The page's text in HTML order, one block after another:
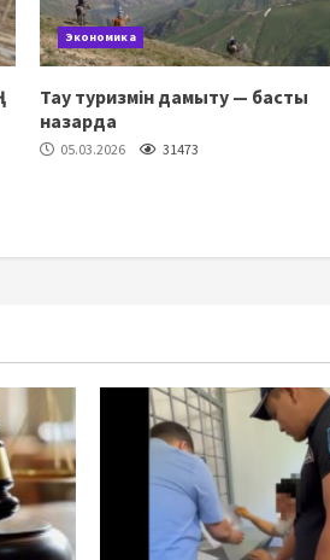
Экономика
Тау туризмін дамыту — басты
назарда
05.03.2026 31473